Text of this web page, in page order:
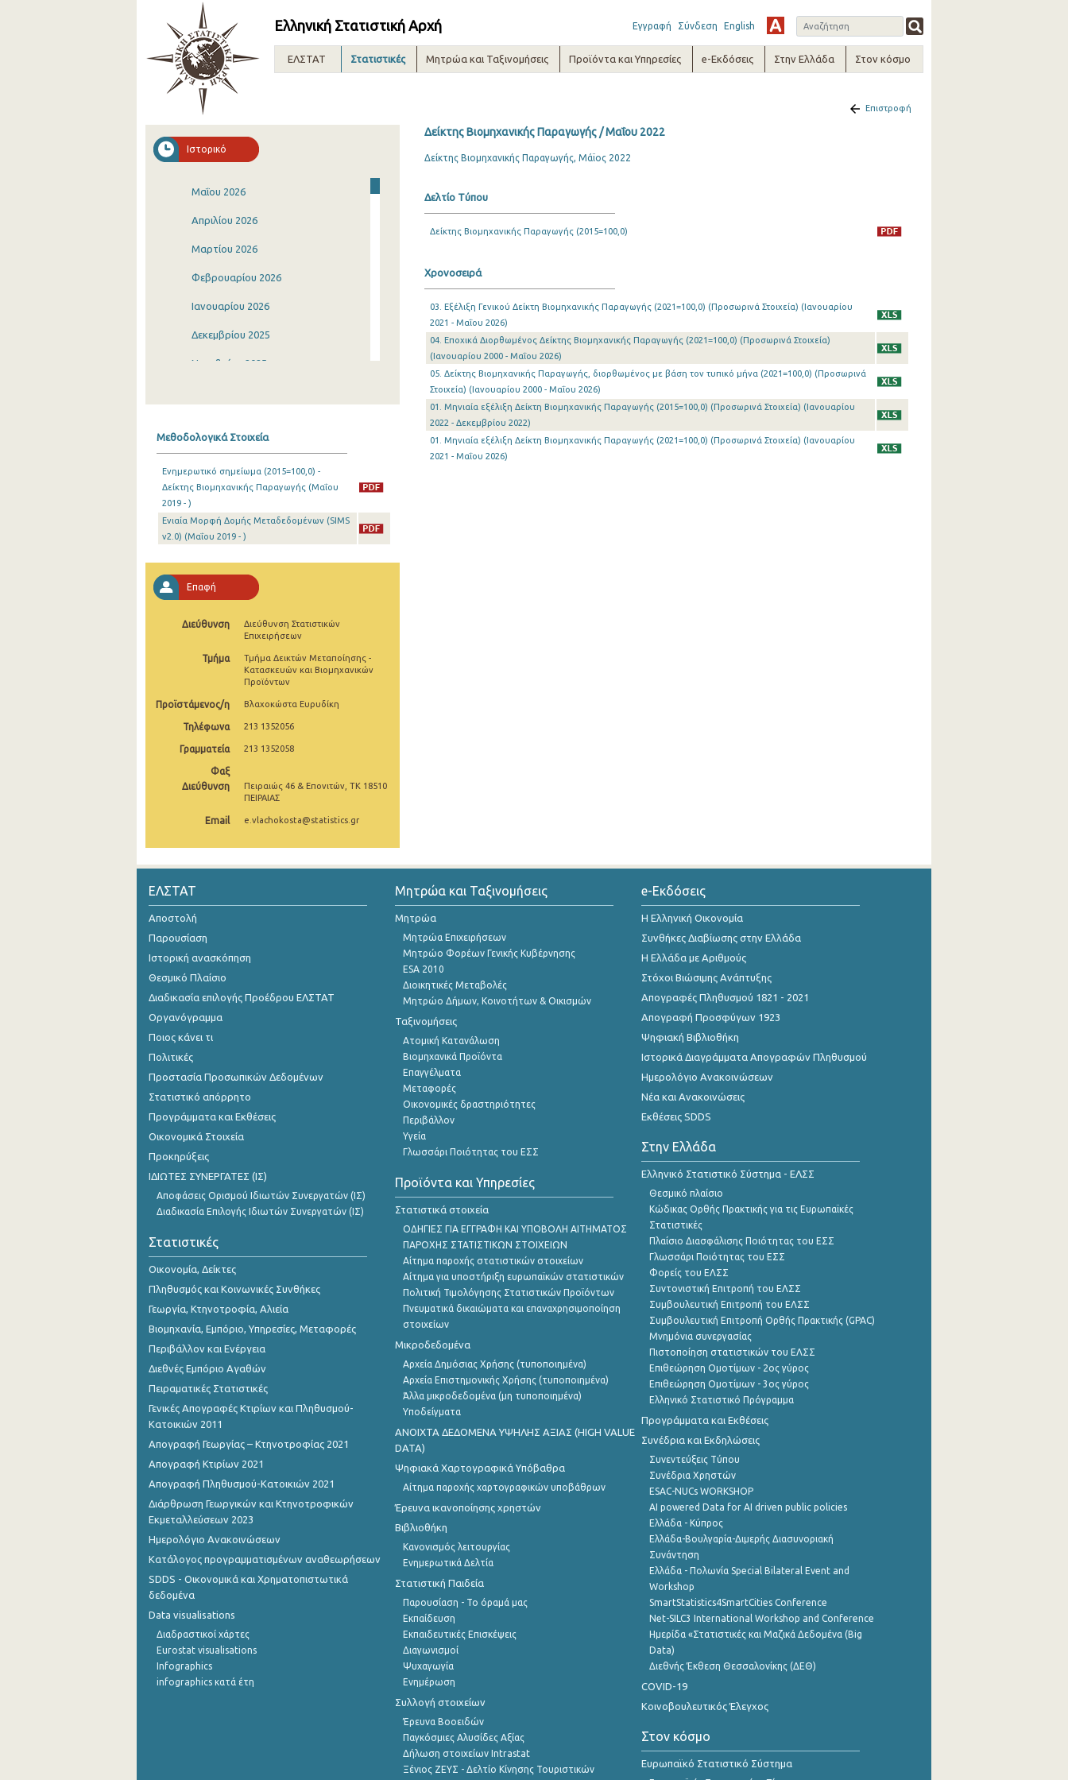
Ελληνική Στατιστική Αρχή Εγγραφή Σύνδεση English
ΕΛΣΤΑΤ Στατιστικές Μητρώα και Ταξινομήσεις Προϊόντα και Υπηρεσίες e-Εκδόσεις Στην Ελλάδα Στον κόσμο
Ιστορικό
Μαΐου 2026
Απριλίου 2026
Μαρτίου 2026
Φεβρουαρίου 2026
Ιανουαρίου 2026
Δεκεμβρίου 2025
Νοεμβρίου 2025
Ιουλίου 2025
Μαΐου 2025
Απριλίου 2025
Μαρτίου 2025
Φεβρουαρίου 2025
Δεκεμβρίου 2024
Νοεμβρίου 2024
Οκτωβρίου 2024
Σεπτεμβρίου 2024
Αυγούστου 2024
Ιουλίου 2024
Ιουνίου 2024
Απριλίου 2024
Μαρτίου 2024
Φεβρουαρίου 2024
Ιανουαρίου 2024
Δεκεμβρίου 2023
Οκτωβρίου 2023
Αυγούστου 2023
Ιουλίου 2023
Ιουνίου 2023
Απριλίου 2023
Μαρτίου 2023
Φεβρουαρίου 2023
Ιανουαρίου 2023
Δεκεμβρίου 2022
Νοεμβρίου 2022
Οκτωβρίου 2022
Σεπτεμβρίου 2022
Αυγούστου 2022
Ιουλίου 2022
Ιουνίου 2022
Μαΐου 2022
Απριλίου 2022
Μαρτίου 2022
Φεβρουαρίου 2022
Ιανουαρίου 2022
Μεθοδολογικά Στοιχεία
Ενημερωτικό σημείωμα (2015=100,0) -
Δείκτης Βιομηχανικής Παραγωγής (Μαΐου
2019 - )
Ενιαία Μορφή Δομής Μεταδεδομένων (SIMS
v2.0) (Μαΐου 2019 - )
Επαφή
Διεύθυνση
Διεύθυνση Στατιστικών
Επιχειρήσεων
Τμήμα
Τμήμα Δεικτών Μεταποίησης -
Κατασκευών και Βιομηχανικών
Προϊόντων
Προϊστάμενος/η Βλαχοκώστα Ευρυδίκη
Τηλέφωνα 213 1352056
Γραμματεία 213 1352058
Φαξ
Διεύθυνση
Πειραιώς 46 & Επονιτών, ΤΚ 18510
ΠΕΙΡΑΙΑΣ
Email e.vlachokosta@statistics.gr
Επιστροφή
Δείκτης Βιομηχανικής Παραγωγής / Μαΐου 2022
Δείκτης Βιομηχανικής Παραγωγής, Μάϊος 2022
Δελτίο Τύπου
Δείκτης Βιομηχανικής Παραγωγής (2015=100,0)
Χρονοσειρά
03. Εξέλιξη Γενικού Δείκτη Βιομηχανικής Παραγωγής (2021=100,0) (Προσωρινά Στοιχεία) (Ιανουαρίου
2021 - Μαΐου 2026)
04. Εποχικά Διορθωμένος Δείκτης Βιομηχανικής Παραγωγής (2021=100,0) (Προσωρινά Στοιχεία)
(Ιανουαρίου 2000 - Μαΐου 2026)
05. Δείκτης Βιομηχανικής Παραγωγής, διορθωμένος με βάση τον τυπικό μήνα (2021=100,0) (Προσωρινά
Στοιχεία) (Ιανουαρίου 2000 - Μαΐου 2026)
01. Μηνιαία εξέλιξη Δείκτη Βιομηχανικής Παραγωγής (2015=100,0) (Προσωρινά Στοιχεία) (Ιανουαρίου
2022 - Δεκεμβρίου 2022)
01. Μηνιαία εξέλιξη Δείκτη Βιομηχανικής Παραγωγής (2021=100,0) (Προσωρινά Στοιχεία) (Ιανουαρίου
2021 - Μαΐου 2026)
ΕΛΣΤΑΤ
Αποστολή
Παρουσίαση
Ιστορική ανασκόπηση
Θεσμικό Πλαίσιο
Διαδικασία επιλογής Προέδρου ΕΛΣΤΑΤ
Οργανόγραμμα
Ποιος κάνει τι
Πολιτικές
Προστασία Προσωπικών Δεδομένων
Στατιστικό απόρρητο
Προγράμματα και Εκθέσεις
Οικονομικά Στοιχεία
Προκηρύξεις
ΙΔΙΩΤΕΣ ΣΥΝΕΡΓΑΤΕΣ (ΙΣ)
Αποφάσεις Ορισμού Ιδιωτών Συνεργατών (ΙΣ)
Διαδικασία Επιλογής Ιδιωτών Συνεργατών (ΙΣ)
Στατιστικές
Οικονομία, Δείκτες
Πληθυσμός και Κοινωνικές Συνθήκες
Γεωργία, Κτηνοτροφία, Αλιεία
Βιομηχανία, Εμπόριο, Υπηρεσίες, Μεταφορές
Περιβάλλον και Ενέργεια
Διεθνές Εμπόριο Αγαθών
Πειραματικές Στατιστικές
Γενικές Απογραφές Κτιρίων και Πληθυσμού-
Κατοικιών 2011
Απογραφή Γεωργίας – Κτηνοτροφίας 2021
Απογραφή Κτιρίων 2021
Απογραφή Πληθυσμού-Κατοικιών 2021
Διάρθρωση Γεωργικών και Κτηνοτροφικών
Εκμεταλλεύσεων 2023
Ημερολόγιο Ανακοινώσεων
Κατάλογος προγραμματισμένων αναθεωρήσεων
SDDS - Οικονομικά και Χρηματοπιστωτικά
δεδομένα
Data visualisations
Διαδραστικοί χάρτες
Eurostat visualisations
Infographics
infographics κατά έτη
Μητρώα και Ταξινομήσεις
Μητρώα
Μητρώα Επιχειρήσεων
Μητρώο Φορέων Γενικής Κυβέρνησης
ESA 2010
Διοικητικές Μεταβολές
Μητρώο Δήμων, Κοινοτήτων & Οικισμών
Ταξινομήσεις
Ατομική Κατανάλωση
Βιομηχανικά Προϊόντα
Επαγγέλματα
Μεταφορές
Οικονομικές δραστηριότητες
Περιβάλλον
Υγεία
Γλωσσάρι Ποιότητας του ΕΣΣ
Προϊόντα και Υπηρεσίες
Στατιστικά στοιχεία
ΟΔΗΓΙΕΣ ΓΙΑ ΕΓΓΡΑΦΗ ΚΑΙ ΥΠΟΒΟΛΗ ΑΙΤΗΜΑΤΟΣ
ΠΑΡΟΧΗΣ ΣΤΑΤΙΣΤΙΚΩΝ ΣΤΟΙΧΕΙΩΝ
Αίτημα παροχής στατιστικών στοιχείων
Αίτημα για υποστήριξη ευρωπαϊκών στατιστικών
Πολιτική Τιμολόγησης Στατιστικών Προϊόντων
Πνευματικά δικαιώματα και επαναχρησιμοποίηση
στοιχείων
Μικροδεδομένα
Αρχεία Δημόσιας Χρήσης (τυποποιημένα)
Αρχεία Επιστημονικής Χρήσης (τυποποιημένα)
Άλλα μικροδεδομένα (μη τυποποιημένα)
Υποδείγματα
ANOIXTA ΔΕΔΟΜΕΝΑ ΥΨΗΛΗΣ ΑΞΙΑΣ (HIGH VALUE
DATA)
Ψηφιακά Χαρτογραφικά Υπόβαθρα
Αίτημα παροχής χαρτογραφικών υποβάθρων
Έρευνα ικανοποίησης χρηστών
Βιβλιοθήκη
Κανονισμός λειτουργίας
Ενημερωτικά Δελτία
Στατιστική Παιδεία
Παρουσίαση - Το όραμά μας
Εκπαίδευση
Εκπαιδευτικές Επισκέψεις
Διαγωνισμοί
Ψυχαγωγία
Ενημέρωση
Συλλογή στοιχείων
Έρευνα Βοοειδών
Παγκόσμιες Αλυσίδες Αξίας
Δήλωση στοιχείων Intrastat
Ξένιος ΖΕΥΣ - Δελτίο Κίνησης Τουριστικών
e-Εκδόσεις
Η Ελληνική Οικονομία
Συνθήκες Διαβίωσης στην Ελλάδα
Η Ελλάδα με Αριθμούς
Στόχοι Βιώσιμης Ανάπτυξης
Απογραφές Πληθυσμού 1821 - 2021
Απογραφή Προσφύγων 1923
Ψηφιακή Βιβλιοθήκη
Ιστορικά Διαγράμματα Απογραφών Πληθυσμού
Ημερολόγιο Ανακοινώσεων
Νέα και Ανακοινώσεις
Εκθέσεις SDDS
Στην Ελλάδα
Ελληνικό Στατιστικό Σύστημα - ΕΛΣΣ
Θεσμικό πλαίσιο
Κώδικας Ορθής Πρακτικής για τις Ευρωπαϊκές
Στατιστικές
Πλαίσιο Διασφάλισης Ποιότητας του ΕΣΣ
Γλωσσάρι Ποιότητας του ΕΣΣ
Φορείς του ΕΛΣΣ
Συντονιστική Επιτροπή του ΕΛΣΣ
Συμβουλευτική Επιτροπή του ΕΛΣΣ
Συμβουλευτική Επιτροπή Ορθής Πρακτικής (GPAC)
Μνημόνια συνεργασίας
Πιστοποίηση στατιστικών του ΕΛΣΣ
Επιθεώρηση Ομοτίμων - 2ος γύρος
Επιθεώρηση Ομοτίμων - 3ος γύρος
Ελληνικό Στατιστικό Πρόγραμμα
Προγράμματα και Εκθέσεις
Συνέδρια και Εκδηλώσεις
Συνεντεύξεις Τύπου
Συνέδρια Χρηστών
ESAC-NUCs WORKSHOP
AI powered Data for AI driven public policies
Ελλάδα - Κύπρος
Ελλάδα-Βουλγαρία-Διμερής Διασυνοριακή
Συνάντηση
Ελλάδα - Πολωνία Special Bilateral Event and
Workshop
SmartStatistics4SmartCities Conference
Net-SILC3 International Workshop and Conference
Ημερίδα «Στατιστικές και Μαζικά Δεδομένα (Big
Data)
Διεθνής Έκθεση Θεσσαλονίκης (ΔΕΘ)
COVID-19
Κοινοβουλευτικός Έλεγχος
Στον κόσμο
Ευρωπαϊκό Στατιστικό Σύστημα